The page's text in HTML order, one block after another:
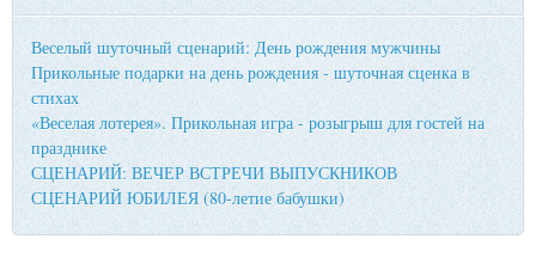
Веселый шуточный сценарий: День рождения мужчины
Прикольные подарки на день рождения - шуточная сценка в
стихах
«Веселая лотерея». Прикольная игра - розыгрыш для гостей на
празднике
СЦЕНАРИЙ: ВЕЧЕР ВСТРЕЧИ ВЫПУСКНИКОВ
СЦЕНАРИЙ ЮБИЛЕЯ (80-летие бабушки)